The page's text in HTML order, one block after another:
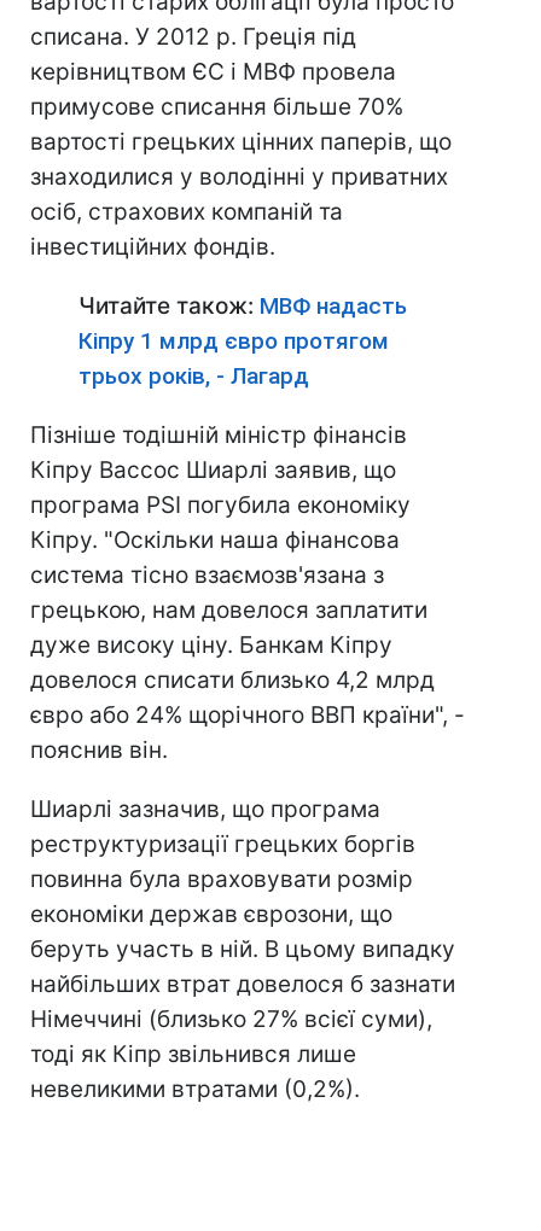
списана. У 2012 р. Греція під
керівництвом ЄС і МВФ провела
примусове списання більше 70%
вартості грецьких цінних паперів, що
знаходилися у володінні у приватних
осіб, страхових компаній та
інвестиційних фондів.
Читайте також: МВФ надасть
Кіпру 1 млрд євро протягом
трьох років, - Лагард
Пізніше тодішній міністр фінансів
Кіпру Вассос Шиарлі заявив, що
програма PSI погубила економіку
Кіпру. "Оскільки наша фінансова
система тісно взаємозв'язана з
грецькою, нам довелося заплатити
дуже високу ціну. Банкам Кіпру
довелося списати близько 4,2 млрд
євро або 24% щорічного ВВП країни", -
пояснив він.
Шиарлі зазначив, що програма
реструктуризації грецьких боргів
повинна була враховувати розмір
економіки держав єврозони, що
беруть участь в ній. В цьому випадку
найбільших втрат довелося б зазнати
Німеччині (близько 27% всієї суми),
тоді як Кіпр звільнився лише
невеликими втратами (0,2%).